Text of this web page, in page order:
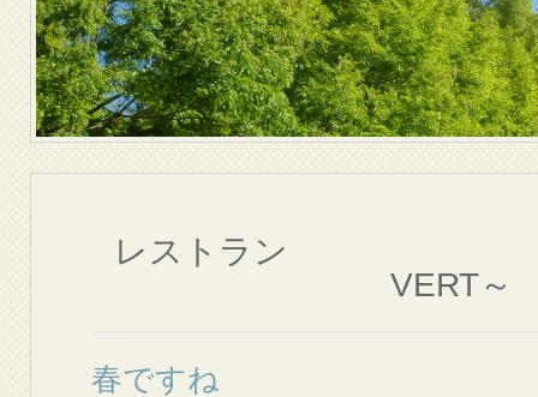
レストラン ～
VERT～
春ですね